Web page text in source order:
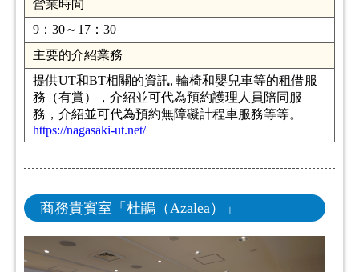
營業時間
9：30～17：30
主要的介紹業務
提供UT和BT相關的資訊, 輪椅和嬰兒車等的租借服
務（有賞），介紹並可代為預約護理人員陪同服
務，介紹並可代為預約無障礙計程車服務等等。
https://nagasaki-ut.net/
商務貴賓室「杜鵑（Azalea）」